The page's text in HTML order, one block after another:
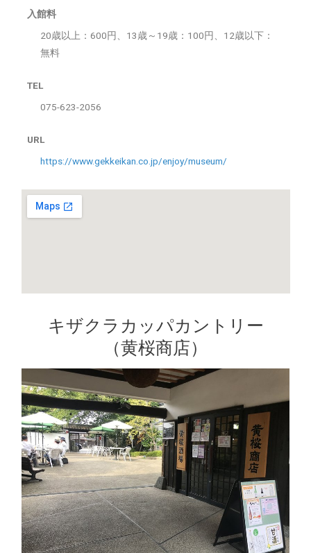
入館料
20歳以上：600円、13歳～19歳：100円、12歳以下：
無料
TEL
075-623-2056
URL
https://www.gekkeikan.co.jp/enjoy/museum/
キザクラカッパカントリー
（黄桜商店）